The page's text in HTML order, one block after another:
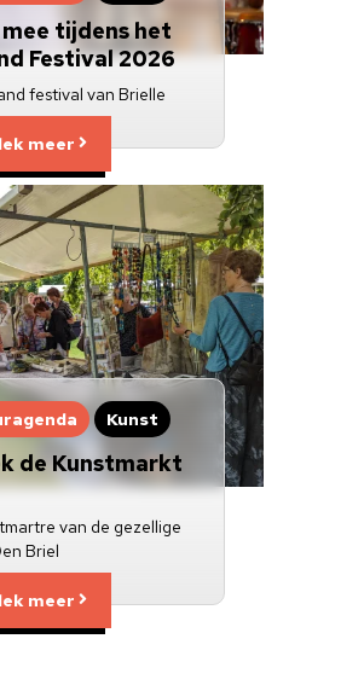
mee tijdens het
Festival 2026
festival van Brielle
meer
Kunst
de Kunstmarkt
van de gezellige
Briel
meer